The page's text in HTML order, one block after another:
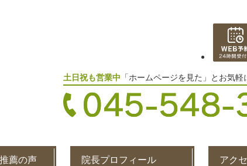
土日祝も営業中 「ホームページを見た」とお気
薦の声 院長プロフィール アク